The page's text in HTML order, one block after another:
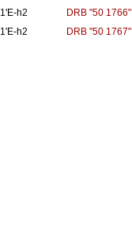
1'E-h2
DRB "50 1766"
1'E-h2 DRB "50 1767"